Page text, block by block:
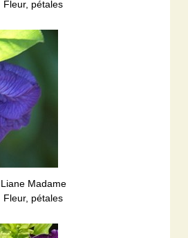
Fleur, pétales
Liane Madame
Fleur, pétales